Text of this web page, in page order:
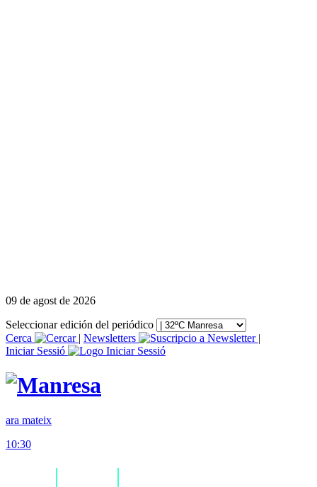
09 de agost de 2026
Seleccionar edición del periódico
Cerca
| Newsletters
|
Iniciar Sessió
ara mateix
10:30